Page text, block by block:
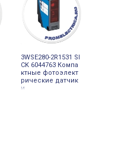
3WSE280-2R1531 SI
CK 6044763 Компа
ктные фотоэлект
рические датчик
и